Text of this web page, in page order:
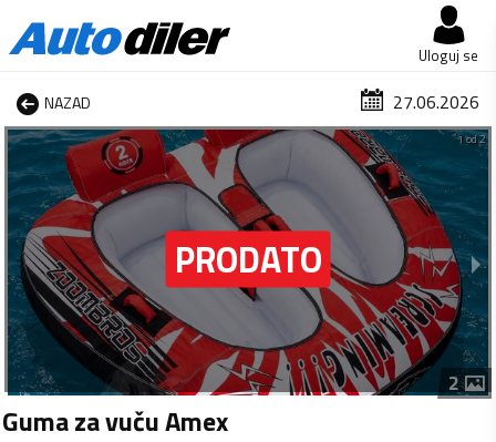
Uloguj se
NAZAD 27.06.2026
1 od 2
2
Guma za vuču Amex